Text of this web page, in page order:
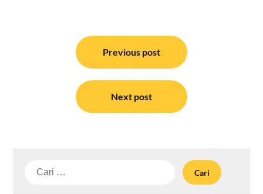
Previous post
Next post
Cari